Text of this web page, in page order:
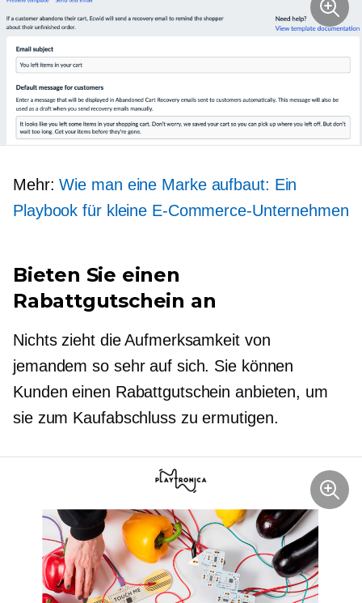
Mehr:Wie man eine Marke aufbaut: Ein
Playbook für kleine E-Commerce-Unternehmen
Bieten Sie einen
Rabattgutschein an
Nichts zieht die Aufmerksamkeit von
jemandem so sehr auf sich. Sie können
Kunden einen Rabattgutschein anbieten, um
sie zum Kaufabschluss zu ermutigen.